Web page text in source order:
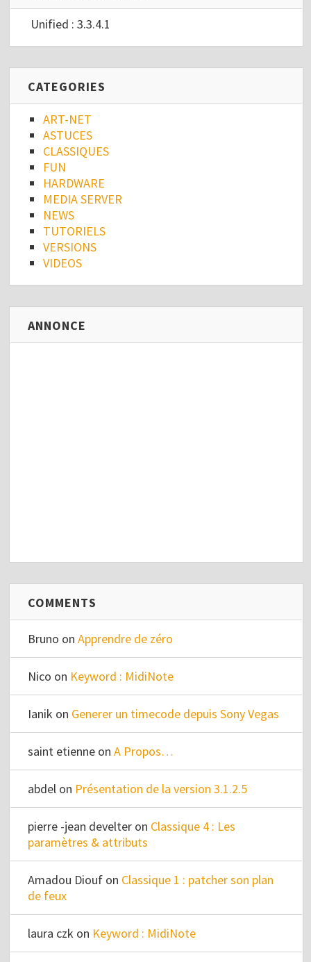
Unified : 3.3.4.1
CATEGORIES
ART-NET
ASTUCES
CLASSIQUES
FUN
HARDWARE
MEDIA SERVER
NEWS
TUTORIELS
VERSIONS
VIDEOS
ANNONCE
COMMENTS
Bruno onApprendre de zéro
Nico on Keyword : MidiNote
Ianik on Generer un timecode depuis Sony Vegas
saint etienne onA Propos…
abdel on Présentation de la version 3.1.2.5
pierre -jean develter on Classique 4 : Les
paramètres & attributs
Amadou Diouf on Classique 1 : patcher son plan
de feux
laura czk on Keyword : MidiNote